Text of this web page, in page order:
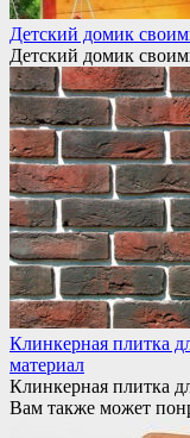
Детский домик
Детский домик
Клинкерная плитка
материал
Клинкерная плитка
Вам также может